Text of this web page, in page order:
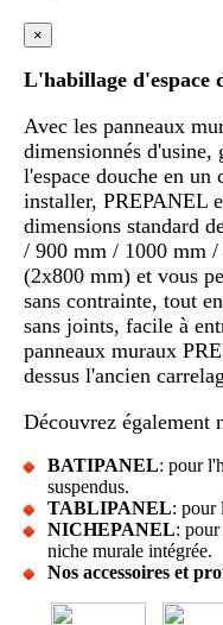
×
L'habillage d'espace
Avec les panneaux
dimensionnés d'usine,
l'espace douche en
installer, PREPANEL
dimensions standard
/ 900 mm / 1000 mm
(2x800 mm) et vous
sans contrainte, tout
sans joints, facile à
panneaux muraux
dessus l'ancien
Découvrez également
BATIPANEL: pour
suspendus.
TABLIPANEL: pour
NICHEPANEL:
niche murale intégrée.
Nos accessoires et